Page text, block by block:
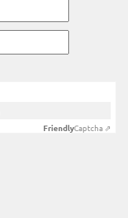
FriendlyCaptcha ⇗